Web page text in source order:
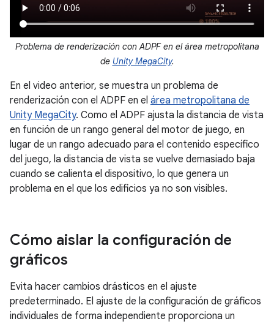
Problema de renderización con ADPF en el área metropolitana
de Unity MegaCity.
En el video anterior, se muestra un problema de
renderización con el ADPF en el área metropolitana de
Unity MegaCity. Como el ADPF ajusta la distancia de vista
en función de un rango general del motor de juego, en
lugar de un rango adecuado para el contenido específico
del juego, la distancia de vista se vuelve demasiado baja
cuando se calienta el dispositivo, lo que genera un
problema en el que los edificios ya no son visibles.
Cómo aislar la configuración de
gráficos
Evita hacer cambios drásticos en el ajuste
predeterminado. El ajuste de la configuración de gráficos
individuales de forma independiente proporciona un